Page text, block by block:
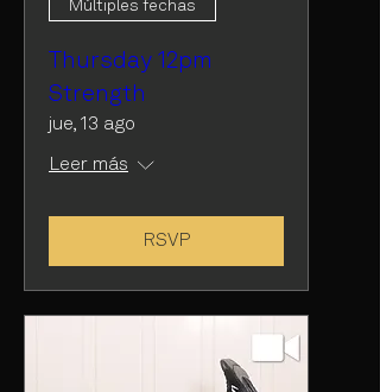
Múltiples fechas
Thursday 12pm
Strength
jue, 13 ago
Leer más
RSVP